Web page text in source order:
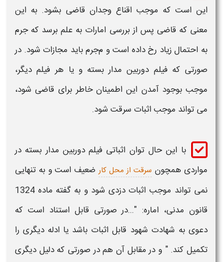
این است که موجب اقناع وجدان قاضی بشود. به این
معنی که قاضی پس از بررسی امارات به علم برسد کهجرم
به احتمال زیاد رخ داده است و مجرمباید مجازات شود. در
صورتی که فیلم دوربین مدار بسته و یا هر فیلم دیگر،
موجب بوجود آمدن این اطمینان خاطر برای قاضی شود،
می تواند موجباثبات سرقت شود.
با این حال توان اثباتی فیلم دوربین مدار بسته در
مواردی همچون سرقت از محل کار ضعیف است و به تنهایی
نمی تواند موجب اثبات دزدی
شود و به گفته ماده 1324
قانون مدنی، اماره: "...در صورتی قابل استناد است که
دعوی به شهادت شهود قابل اثبات باشد یا ادله دیگری را
تکمیل کند. " و در مقابل آن هم در صورتی که دلیل دیگری